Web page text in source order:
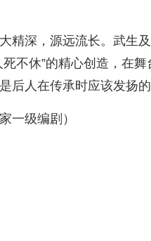
精深，源远流长。武生
不休”的精心创造，在
后人在传承时应该发扬的
一级编剧）